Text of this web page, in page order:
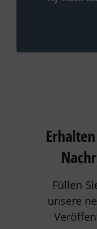
Füllen
unsere